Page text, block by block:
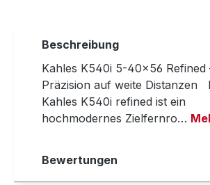
Beschreibung
Kahles K540i 5-40x56 Refined
Präzision auf weite Distanzen
Kahles K540i refined ist ein
hochmodernes Zielfernro…
Bewertungen